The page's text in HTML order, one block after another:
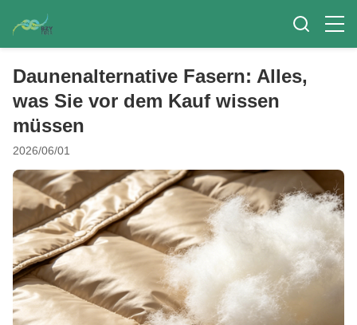
Daunenalternative Fasern: Alles,
was Sie vor dem Kauf wissen
müssen
2026/06/01